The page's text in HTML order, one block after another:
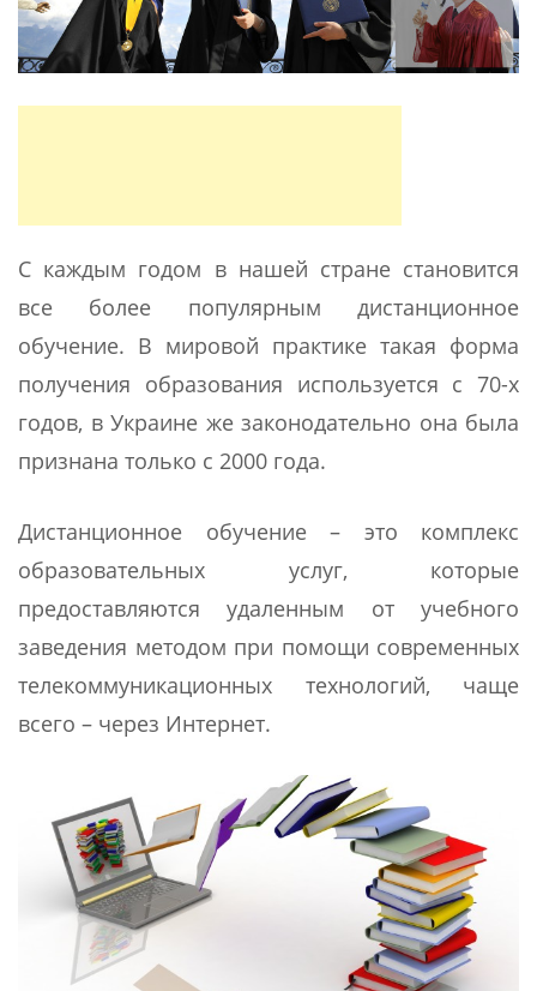
С каждым годом в нашей стране становится
все более популярным дистанционное
обучение. В мировой практике такая форма
получения образования используется с 70-х
годов, в Украине же законодательно она была
признана только с 2000 года.
Дистанционное обучение – это комплекс
образовательных услуг, которые
предоставляются удаленным от учебного
заведения методом при помощи современных
телекоммуникационных технологий, чаще
всего – через Интернет.